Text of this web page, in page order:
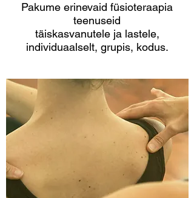
Pakume erinevaid füsioteraapia
teenuseid
täiskasvanutele ja lastele,
individuaalselt, grupis, kodus.